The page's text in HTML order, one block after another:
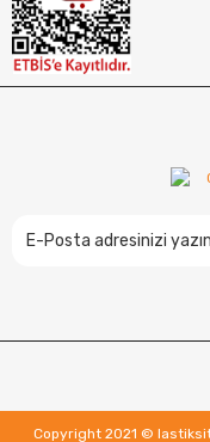
Copyright 2021 ©